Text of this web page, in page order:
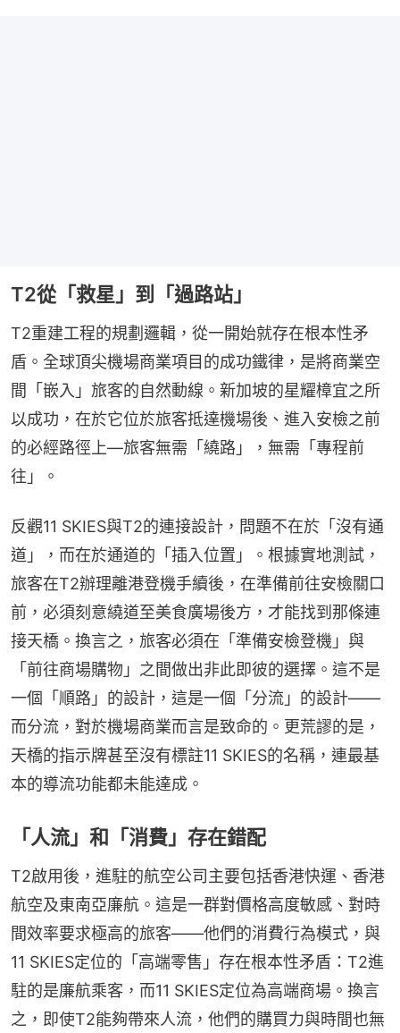
T2從「救星」到「過路站」
T2重建工程的規劃邏輯，從一開始就存在根本性矛
盾。全球頂尖機場商業項目的成功鐵律，是將商業空
間「嵌入」旅客的自然動線。新加坡的星耀樟宜之所
以成功，在於它位於旅客抵達機場後、進入安檢之前
的必經路徑上—旅客無需「繞路」，無需「專程前
往」。
反觀11 SKIES與T2的連接設計，問題不在於「沒有通
道」，而在於通道的「插入位置」。根據實地測試，
旅客在T2辦理離港登機手續後，在準備前往安檢關口
前，必須刻意繞道至美食廣場後方，才能找到那條連
接天橋。換言之，旅客必須在「準備安檢登機」與
「前往商場購物」之間做出非此即彼的選擇。這不是
一個「順路」的設計，這是一個「分流」的設計——
而分流，對於機場商業而言是致命的。更荒謬的是，
天橋的指示牌甚至沒有標註11 SKIES的名稱，連最基
本的導流功能都未能達成。
「人流」和「消費」存在錯配
T2啟用後，進駐的航空公司主要包括香港快運、香港
航空及東南亞廉航。這是一群對價格高度敏感、對時
間效率要求極高的旅客——他們的消費行為模式，與
11 SKIES定位的「高端零售」存在根本性矛盾：T2進
駐的是廉航乘客，而11 SKIES定位為高端商場。換言
之，即使T2能夠帶來人流，他們的購買力與時間也無